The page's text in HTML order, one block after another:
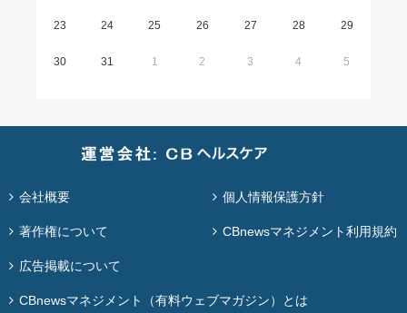
23 24 25 26 27 28 29
30 31 1 2 3 4 5
会社概要 個人情報保護方針
著作権について CBnewsマネジメント利用規約
広告掲載について
CBnewsマネジメント（有料ウェブマガジン）とは